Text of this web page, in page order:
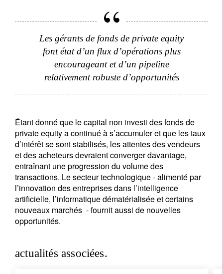
Les gérants de fonds de private equity
font état d’un flux d’opérations plus
encourageant et d’un pipeline
relativement robuste d’opportunités
Étant donné que le capital non investi des fonds de
private equity a continué à s’accumuler et que les taux
d’intérêt se sont stabilisés, les attentes des vendeurs
et des acheteurs devraient converger davantage,
entraînant une progression du volume des
transactions. Le secteur technologique - alimenté par
l’innovation des entreprises dans l’intelligence
artificielle, l’informatique dématérialisée et certains
nouveaux marchés - fournit aussi de nouvelles
opportunités.
actualités associées.